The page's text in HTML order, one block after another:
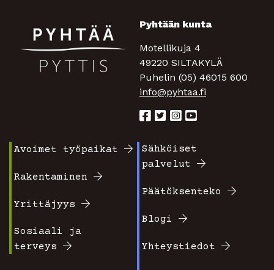
Pyhtään kunta
Motellikuja 4
49220 SILTAKYLÄ
Puhelin (05) 46015 600
info@pyhtaa.fi
valikko
1
Avoimet työpaikat
Rakentaminen
Yrittäjyys
Sosiaali ja
terveys
Footer
2
Sähköiset
palvelut
Päätöksenteko
Blogi
Yhteystiedot